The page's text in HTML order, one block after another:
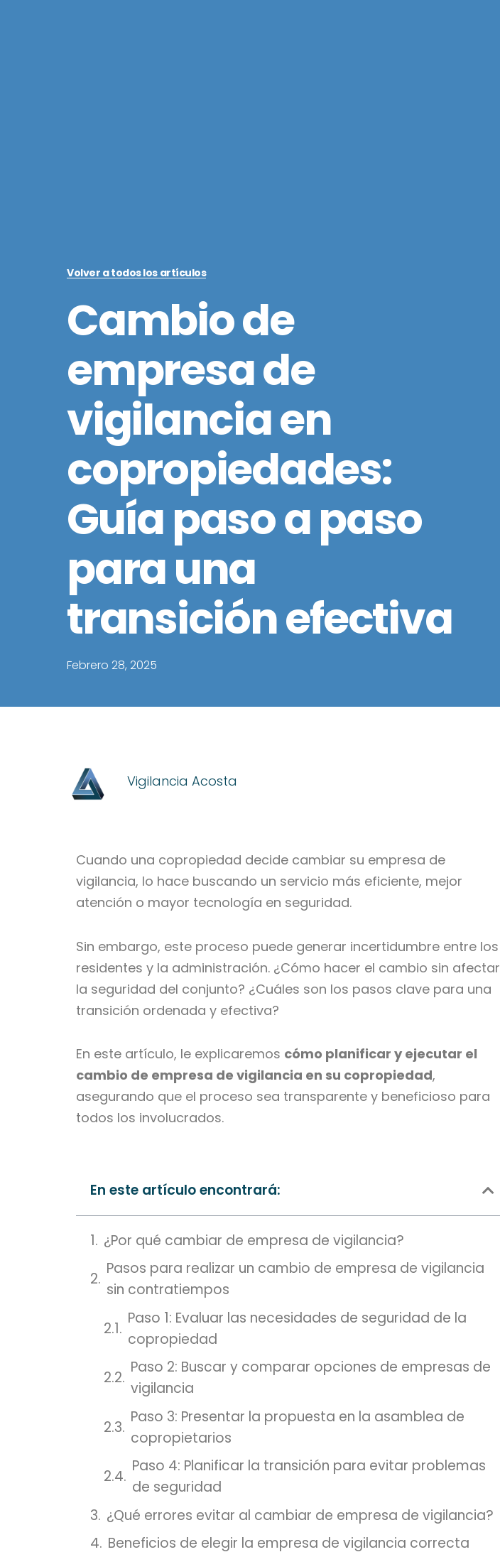
Volver a todos los artículos
Cambio de
empresa de
vigilancia en
copropiedades:
Guía paso a paso
para una
transición efectiva
Febrero 28, 2025
Vigilancia Acosta
Cuando una copropiedad decide cambiar su empresa de
vigilancia, lo hace buscando un servicio más eficiente, mejor
atención o mayor tecnología en seguridad.
Sin embargo, este proceso puede generar incertidumbre entre los
residentes y la administración. ¿Cómo hacer el cambio sin afectar
la seguridad del conjunto? ¿Cuáles son los pasos clave para una
transición ordenada y efectiva?
En este artículo, le explicaremos cómo planificar y ejecutar el
cambio de empresa de vigilancia en su copropiedad,
asegurando que el proceso sea transparente y beneficioso para
todos los involucrados.
En este artículo encontrará:
¿Por qué cambiar de empresa de vigilancia?
Pasos para realizar un cambio de empresa de vigilancia
sin contratiempos
Paso 1: Evaluar las necesidades de seguridad de la
copropiedad
Paso 2: Buscar y comparar opciones de empresas de
vigilancia
Paso 3: Presentar la propuesta en la asamblea de
copropietarios
Paso 4: Planificar la transición para evitar problemas
de seguridad
¿Qué errores evitar al cambiar de empresa de vigilancia?
Beneficios de elegir la empresa de vigilancia correcta